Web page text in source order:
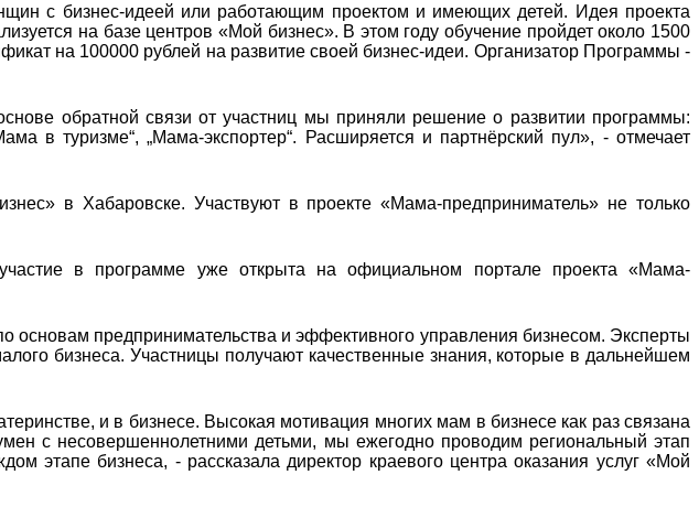
с бизнес-идеей или работающим проектом и имеющих детей. Идея проекта
на базе центров «Мой бизнес». В этом году обучение пройдет около 1500
на 100000 рублей на развитие своей бизнес-идеи. Организатор Программы -
обратной связи от участниц мы приняли решение о развитии программы:
в туризме“, „Мама-экспортер“. Расширяется и партнёрский пул», - отмечает
в Хабаровске. Участвуют в проекте «Мама-предприниматель» не только
в программе уже открыта на официальном портале проекта «Мама-
предпринимательства и эффективного управления бизнесом. Эксперты
бизнеса. Участницы получают качественные знания, которые в дальнейшем
и в бизнесе. Высокая мотивация многих мам в бизнесе как раз связана
с несовершеннолетними детьми, мы ежегодно проводим региональный этап
этапе бизнеса, - рассказала директор краевого центра оказания услуг «Мой